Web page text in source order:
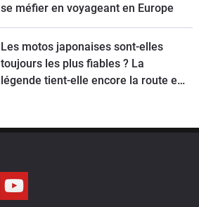
se méfier en voyageant en Europe
Les motos japonaises sont-elles
toujours les plus fiables ? La
légende tient-elle encore la route en